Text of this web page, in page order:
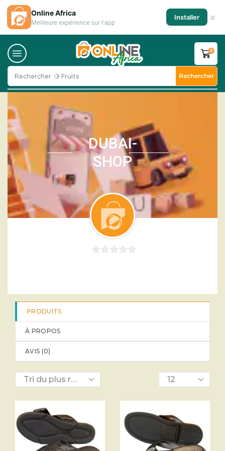
Rechercher 🍋 Fruits Rechercher
0
DUBAI-
SHOP
PRODUITS
À PROPOS
AVIS (0)
Online Africa
Meilleure expérience sur l'app
Installer ×